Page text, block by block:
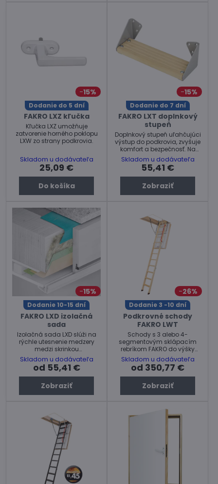
15%
Dodanie do 5 dní
FAKRO LXZ kľučka
Kľučka LXZ umožňuje
zatvorenie horného poklopu
LXW zo strany podkrovia.
Skladom u dodávateľa
25,09 €
Do košíka
15%
Dodanie do 7 dní
FAKRO LXT doplnkový
stupeň
Doplnkový stupeň uľahčujúci
výstup do podkrovia, zvyšuje
komfort a bezpečnosť. Na
výber 2 rozmery.
Skladom u dodávateľa
55,41 €
Zobraziť
15%
Dodanie 10-15 dní
FAKRO LXD izolačná
sada
Izolačná sada LXD slúži na
rýchle utesnenie medzery
medzi skrinkou
namontovaných schodov a
otvorom v strope.
Skladom u dodávateľa
od 55,41 €
Zobraziť
26%
Dodanie 3 -10 dní
Podkrovné schody
FAKRO LWT
Schody s 3 alebo 4-
segmentovým sklápacím
rebríkom FAKRO do výšky
miestnosti 280 alebo 350 cm
so supertepelno-izolačnými
vlastnosťami.
Skladom u dodávateľa
od 350,77 €
Zobraziť